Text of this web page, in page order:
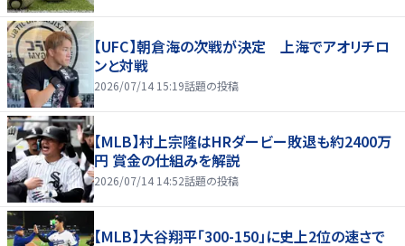
【UFC】朝倉海の次戦が決定 上海でアオリチロ
ンと対戦
2026/07/14 15:19話題の投稿
【MLB】村上宗隆はHRダービー敗退も約2400万
円 賞金の仕組みを解説
2026/07/14 14:52話題の投稿
【MLB】大谷翔平「300-150」に史上2位の速さで